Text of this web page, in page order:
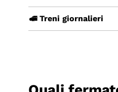
🚅 Treni giornalieri